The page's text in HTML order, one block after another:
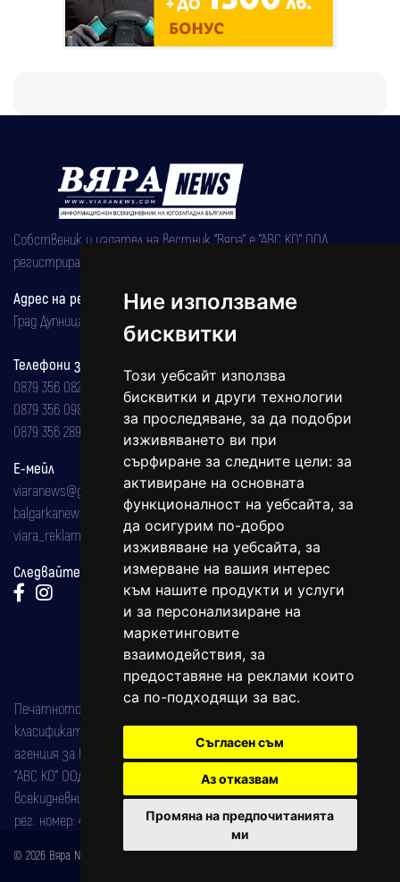
Ние използваме
бисквитки
Този уебсайт използва
бисквитки и други технологии
за проследяване, за да подобри
изживяването ви при
сърфиране за следните цели: за
активиране на основната
функционалност на уебсайта, за
да осигурим по-добро
изживяване на уебсайта, за
измерване на вашия интерес
към нашите продукти и услуги
и за персонализиране на
маркетинговите
взаимодействия, за
предоставяне на реклами които
са по-подходящи за вас.
Съгласен съм
Аз отказвам
Промяна на предпочитанията
ми
Собственик и издател на вестник "Вяра" е "АВС КО" ООД,
регистрирана на 08.05.2002 година.
Адрес на редакцията
Град Дупница, ул.''Христо Ботев" 43
Телефони за реклама и абонаменти
0879 356 082
0879 356 098
0879 356 289
Е-мейл
viaranews@gmail.com
balgarkanews@gmail.com
viara_reklama@mail.bg
Следвайте ни:
Печатното издание на вестника е регистрирано в националния
класификатор на печатните издания (Българска национална
агенция за ISSN) под номер: ISSN 1312-4722.
"АВС КО" ООД е притежател на марката: Вяра информационен
всекидневник на югозападна България, със свидетелство за марка
рег. номер: 47857/11.05.2004 година.
© 2026 Вяра News Всички права запазени!